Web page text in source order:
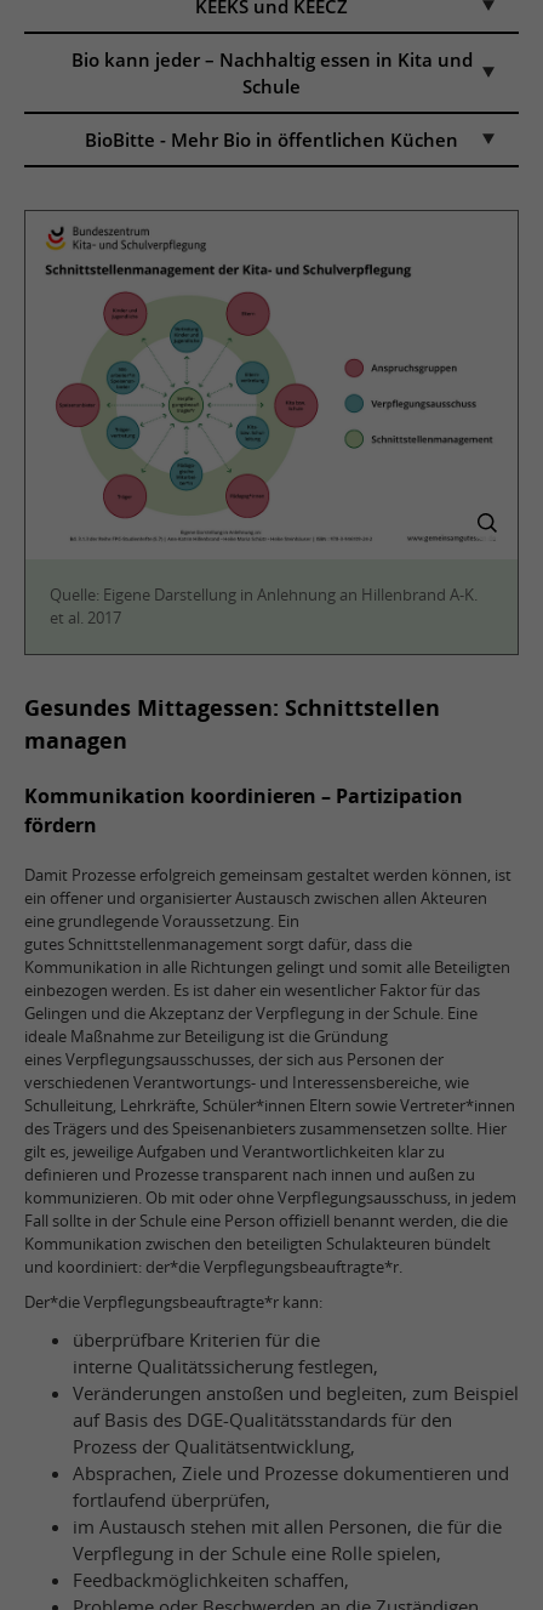
KEEKS und KEECZ
Bio kann jeder – Nachhaltig essen in Kita und
Schule
BioBitte - Mehr Bio in öffentlichen Küchen
Quelle: Eigene Darstellung in Anlehnung an Hillenbrand A-K.
et al. 2017
Gesundes Mittagessen: Schnittstellen
managen
Kommunikation koordinieren – Partizipation
fördern
Damit Prozesse erfolgreich gemeinsam gestaltet werden können, ist
ein offener und organisierter Austausch zwischen allen Akteuren
eine grundlegende Voraussetzung. Ein
gutes Schnittstellenmanagement sorgt dafür, dass die
Kommunikation in alle Richtungen gelingt und somit alle Beteiligten
einbezogen werden. Es ist daher ein wesentlicher Faktor für das
Gelingen und die Akzeptanz der Verpflegung in der Schule. Eine
ideale Maßnahme zur Beteiligung ist die Gründung
eines Verpflegungsausschusses, der sich aus Personen der
verschiedenen Verantwortungs- und Interessensbereiche, wie
Schulleitung, Lehrkräfte, Schüler*innen Eltern sowie Vertreter*innen
des Trägers und des Speisenanbieters zusammensetzen sollte. Hier
gilt es, jeweilige Aufgaben und Verantwortlichkeiten klar zu
definieren und Prozesse transparent nach innen und außen zu
kommunizieren. Ob mit oder ohne Verpflegungsausschuss, in jedem
Fall sollte in der Schule eine Person offiziell benannt werden, die die
Kommunikation zwischen den beteiligten Schulakteuren bündelt
und koordiniert: der*die Verpflegungsbeauftragte*r.
Der*die Verpflegungsbeauftragte*r kann:
überprüfbare Kriterien für die
interne Qualitätssicherung festlegen,
Veränderungen anstoßen und begleiten, zum Beispiel
auf Basis des DGE-Qualitätsstandards für den
Prozess der Qualitätsentwicklung,
Absprachen, Ziele und Prozesse dokumentieren und
fortlaufend überprüfen,
im Austausch stehen mit allen Personen, die für die
Verpflegung in der Schule eine Rolle spielen,
Feedbackmöglichkeiten schaffen,